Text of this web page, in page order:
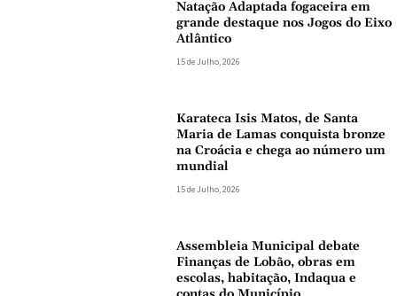
Natação Adaptada fogaceira em
grande destaque nos Jogos do Eixo
Atlântico
15 de Julho, 2026
Karateca Isis Matos, de Santa
Maria de Lamas conquista bronze
na Croácia e chega ao número um
mundial
15 de Julho, 2026
Assembleia Municipal debate
Finanças de Lobão, obras em
escolas, habitação, Indaqua e